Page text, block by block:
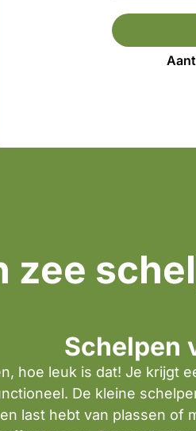
zee
Schelpen
hoe leuk is dat! Je krijgt
De kleine
last hebt van plassen of